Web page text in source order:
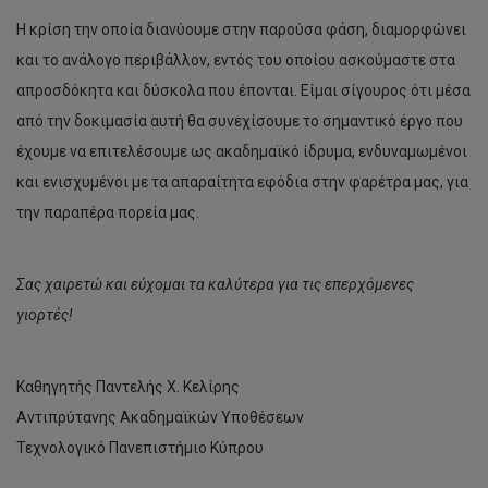
Η κρίση την οποία διανύουμε στην παρούσα φάση, διαμορφώνει
και το ανάλογο περιβάλλον, εντός του οποίου ασκούμαστε στα
απροσδόκητα και δύσκολα που έπονται. Είμαι σίγουρος ότι μέσα
από την δοκιμασία αυτή θα συνεχίσουμε το σημαντικό έργο που
έχουμε να επιτελέσουμε ως ακαδημαϊκό ίδρυμα, ενδυναμωμένοι
και ενισχυμένοι με τα απαραίτητα εφόδια στην φαρέτρα μας, για
την παραπέρα πορεία μας.
Σας χαιρετώ και εύχομαι τα καλύτερα για τις επερχόμενες
γιορτές!
Καθηγητής Παντελής Χ. Κελίρης
Αντιπρύτανης Ακαδημαϊκών Υποθέσεων
Τεχνολογικό Πανεπιστήμιο Κύπρου